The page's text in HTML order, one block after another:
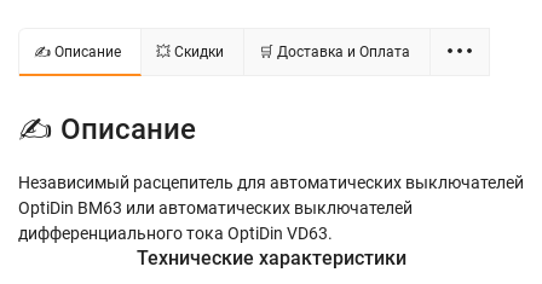
✍ Описание 💥 Скидки 🛒 Доставка и Оплата
✍ Описание
Независимый расцепитель для автоматических выключателей
OptiDin BM63 или автоматических выключателей
дифференциального тока OptiDin VD63.
Технические характеристики